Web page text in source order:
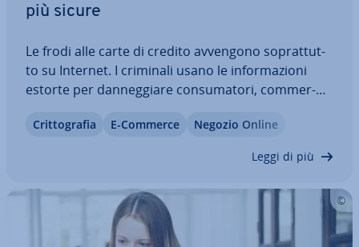
più sicure
Le frodi alle carte di credito avvengono so­prat­tut­
to su Internet. I criminali usano le in­for­ma­zio­ni
estorte per dan­neg­gia­re con­su­ma­to­ri, com­mer­
pagamento su Internet, noti istituti di carte di
Crit­to­gra­fia E-Commerce Negozio Online
Leggi di più